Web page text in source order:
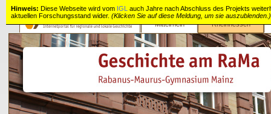
Mittelrhein Rheinhessen
Hinweis: Diese Webseite wird vom IGL auch Jahre nach Abschluss des Projekts
aktuellen Forschungsstand wider. (Klicken Sie auf diese Meldung, um sie auszublenden.)